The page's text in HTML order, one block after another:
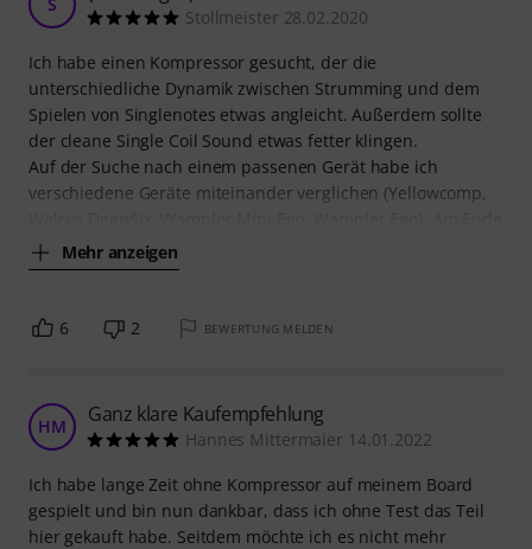
Stollmeister 28.02.2020
Ich habe einen Kompressor gesucht, der die
unterschiedliche Dynamik zwischen Strumming und dem
Spielen von Singlenotes etwas angleicht. Außerdem sollte
der cleane Single Coil Sound etwas fetter klingen.
Auf der Suche nach einem passenen Gerät habe ich
verschiedene Geräte miteinander verglichen (Yellowcomp,
Mehr anzeigen
6 2 BEWERTUNG MELDEN
HM Ganz klare Kaufempfehlung
Hannes Mittermaier 14.01.2022
Ich habe lange Zeit ohne Kompressor auf meinem Board
gespielt und bin nun dankbar, dass ich ohne Test das Teil
hier gekauft habe. Seitdem möchte ich es nicht mehr